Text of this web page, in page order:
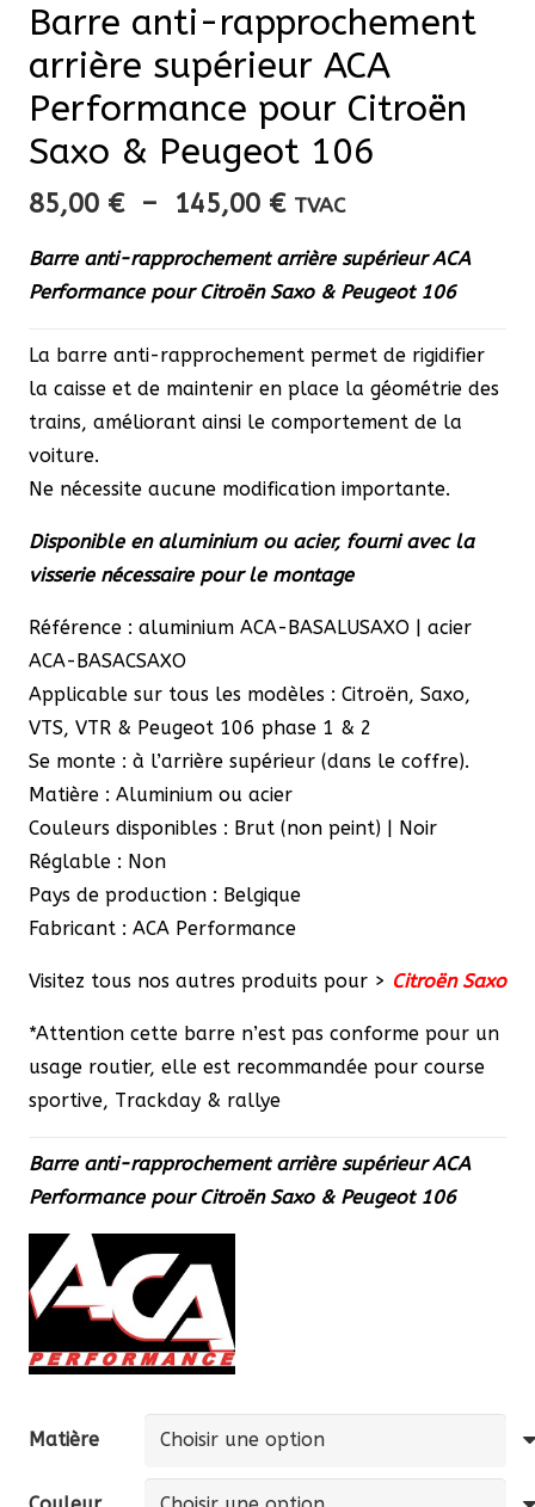
Barre anti-rapprochement
arrière supérieur ACA
Performance pour Citroën
Saxo & Peugeot 106
85,00 € – 145,00 €Plage
prix :
85,00 €
145,00 €
TVAC
Barre anti-rapprochement arrière supérieur ACA
Performance pour Citroën Saxo & Peugeot 106
La barre anti-rapprochement permet de rigidifier
la caisse et de maintenir en place la géométrie des
trains, améliorant ainsi le comportement de la
voiture.
Ne nécessite aucune modification importante.
Disponible en aluminium ou acier, fourni avec la
visserie nécessaire pour le montage
Référence : aluminium ACA-BASALUSAXO | acier
ACA-BASACSAXO
Applicable sur tous les modèles : Citroën, Saxo,
VTS, VTR & Peugeot 106 phase 1 & 2
Se monte : à l’arrière supérieur (dans le coffre).
Matière : Aluminium ou acier
Couleurs disponibles : Brut (non peint) | Noir
Réglable : Non
Pays de production : Belgique
Fabricant : ACA Performance
Visitez tous nos autres produits pour > Citroën Saxo
*Attention cette barre n’est pas conforme pour un
usage routier, elle est recommandée pour course
sportive, Trackday & rallye
Barre anti-rapprochement arrière supérieur ACA
Performance pour Citroën Saxo & Peugeot 106
Matière